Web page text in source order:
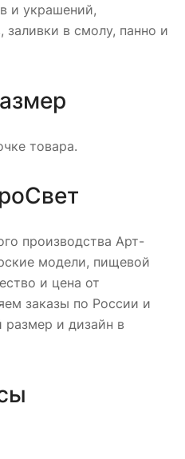
и украшений,
заливки в смолу, панно и
товара.
производства Арт-
модели, пищевой
и цена от
заказы по России и
и дизайн в